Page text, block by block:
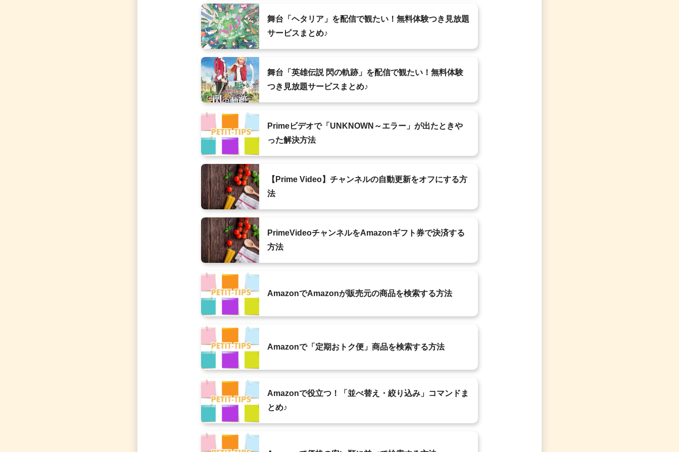
舞台「ヘタリア」を配信で観たい！無料体験つき見放題
サービスまとめ♪
舞台「英雄伝説 閃の軌跡」を配信で観たい！無料体験
つき見放題サービスまとめ♪
Primeビデオで「UNKNOWN～エラー」が出たときや
った解決方法
【Prime Video】チャンネルの自動更新をオフにする方
法
PrimeVideoチャンネルをAmazonギフト券で決済する
方法
AmazonでAmazonが販売元の商品を検索する方法
Amazonで「定期おトク便」商品を検索する方法
Amazonで役立つ！「並べ替え・絞り込み」コマンドま
とめ♪